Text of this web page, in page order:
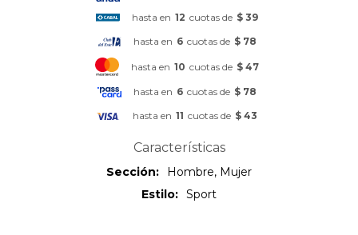
hasta en 12 cuotas de $ 39
hasta en 6 cuotas de $ 78
hasta en 10 cuotas de $ 47
hasta en 6 cuotas de $ 78
hasta en 11 cuotas de $ 43
Características
Sección
Hombre, Mujer
Estilo
Sport